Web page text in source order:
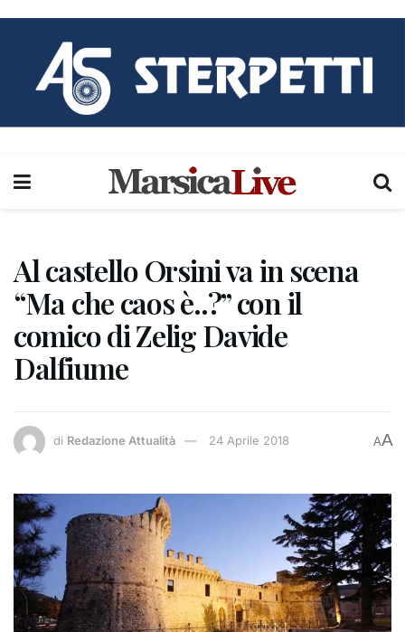
Al castello Orsini va in scena
“Ma che caos è..?” con il
comico di Zelig Davide
Dalfiume
di Redazione Attualità 24 Aprile 2018 AA